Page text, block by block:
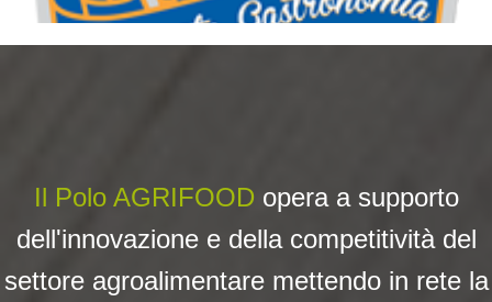
Il Polo AGRIFOOD opera a supporto
dell'innovazione e della competitività del
settore agroalimentare mettendo in rete la